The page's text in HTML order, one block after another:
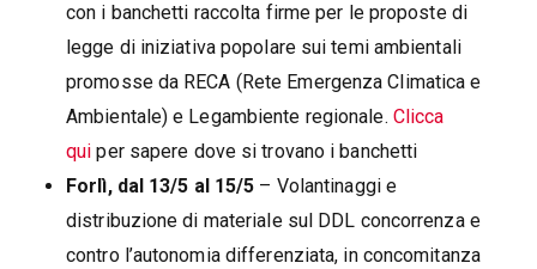
con i banchetti raccolta firme per le proposte di
legge di iniziativa popolare sui temi ambientali
promosse da RECA (Rete Emergenza Climatica e
Ambientale) e Legambiente regionale. Clicca
qui per sapere dove si trovano i banchetti
Forlì, dal 13/5 al 15/5 – Volantinaggi e
distribuzione di materiale sul DDL concorrenza e
contro l’autonomia differenziata, in concomitanza